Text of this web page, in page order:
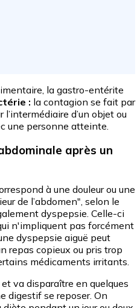
la gastro-entérite
: la contagion se fait par
d’un objet ou
une personne atteinte.
après un
à une douleur ou une
de l’abdomen", selon le
dyspepsie. Celle-ci
n'impliquent pas forcément
dyspepsie aiguë peut
repas copieux ou pris trop
médicaments irritants.
va disparaître en quelques
digestif se reposer. On